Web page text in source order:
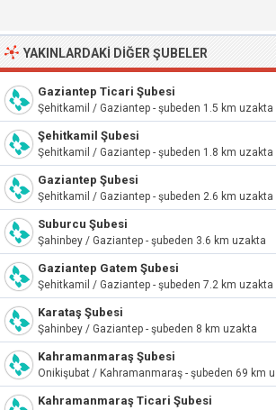
YAKINLARDAKI DIĞER ŞUBELER
Gaziantep Ticari Şubesi
Şehitkamil / Gaziantep - şubeden 1.5 km uzakta
Şehitkamil Şubesi
Şehitkamil / Gaziantep - şubeden 1.8 km uzakta
Gaziantep Şubesi
Şehitkamil / Gaziantep - şubeden 2.6 km uzakta
Suburcu Şubesi
Şahinbey / Gaziantep - şubeden 3.6 km uzakta
Gaziantep Gatem Şubesi
Şehitkamil / Gaziantep - şubeden 7.2 km uzakta
Karataş Şubesi
Şahinbey / Gaziantep - şubeden 8 km uzakta
Kahramanmaraş Şubesi
Onikişubat / Kahramanmaraş - şubeden 69 km
Kahramanmaraş Ticari Şubesi